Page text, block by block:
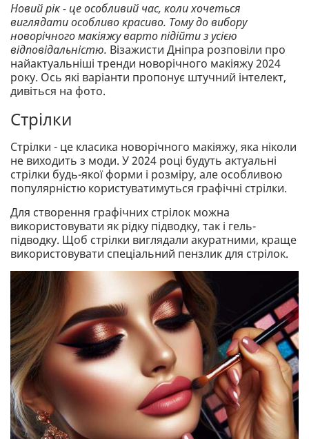
Новий рік - це особливий час, коли хочеться
виглядати особливо красиво. Тому до вибору
новорічного макіяжу варто підійти з усією
відповідальністю. Візажисти Дніпра розповіли про
найактуальніші тренди новорічного макіяжу 2024
року. Ось які варіанти пропонує штучний інтелект,
дивіться на фото.
Стрілки
Стрілки - це класика новорічного макіяжу, яка ніколи
не виходить з моди. У 2024 році будуть актуальні
стрілки будь-якої форми і розміру, але особливою
популярністю користуватимуться графічні стрілки.
Для створення графічних стрілок можна
використовувати як рідку підводку, так і гель-
підводку. Щоб стрілки виглядали акуратними, краще
використовувати спеціальний пензлик для стрілок.